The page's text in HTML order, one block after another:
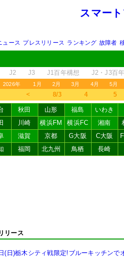
スマー
ュース プレスリリース ランキング 故障者
J2 J3 J1百年構想 J2・J3百
2026年 1月 2月 3月 4月 5月
＜ 8/3 4 5
秋田 山形 福島
いわき
川崎 横浜FM 横浜FC 湘南
滋賀 京都 G大阪 C大阪
福岡 北九州 鳥栖 長崎
リース
(日)栃木シティ戦限定!ブルーキッチンで